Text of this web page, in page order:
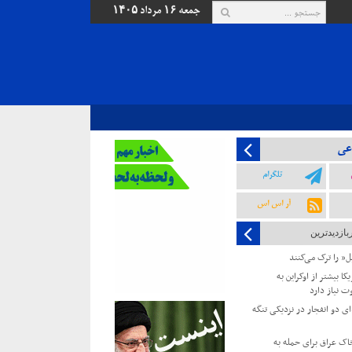
جمعه ۱۶ مرداد ۱۴۰۵
تلگرام
آر اس اس
را ترک می‌کنند
بیشتر از اوکراین به
نیاز دارد
دو انفجار در نزدیکی تنگه
عراق برای حمله به